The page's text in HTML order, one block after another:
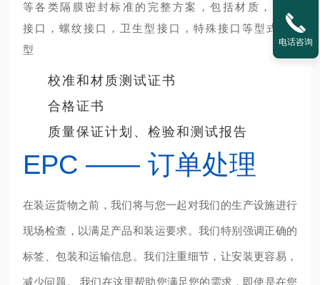
等各类隔膜密封标准的完整方案，包括材质，法兰
接口，螺纹接口，卫生型接口，特殊接口等型式
D模
型
校准和材质测试证书
合格证书
质量保证计划、检验和测试报告
EPC —— 订单处理
在装运货物之前，我们将与您一起对我们的生产设施进行
现场检查，以满足产品和装运要求。我们特别强调正确的
标签、包装和运输信息。我们注重细节，让安装更容易，
减少问题。 我们在这里帮助您满足您的需求， 即使是在您
电话咨询